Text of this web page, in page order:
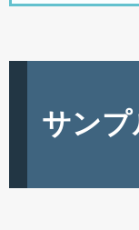
サン